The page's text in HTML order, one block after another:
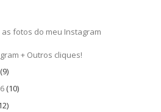
fotos do meu Instagram
+ Outros cliques!
(9)
(10)